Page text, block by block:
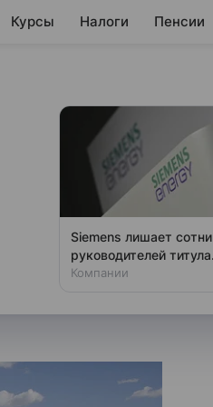
Курсы Налоги Пенсии
серого
из этого
денег
Siemens лишает сотни
руководителей титула
главы
Компании